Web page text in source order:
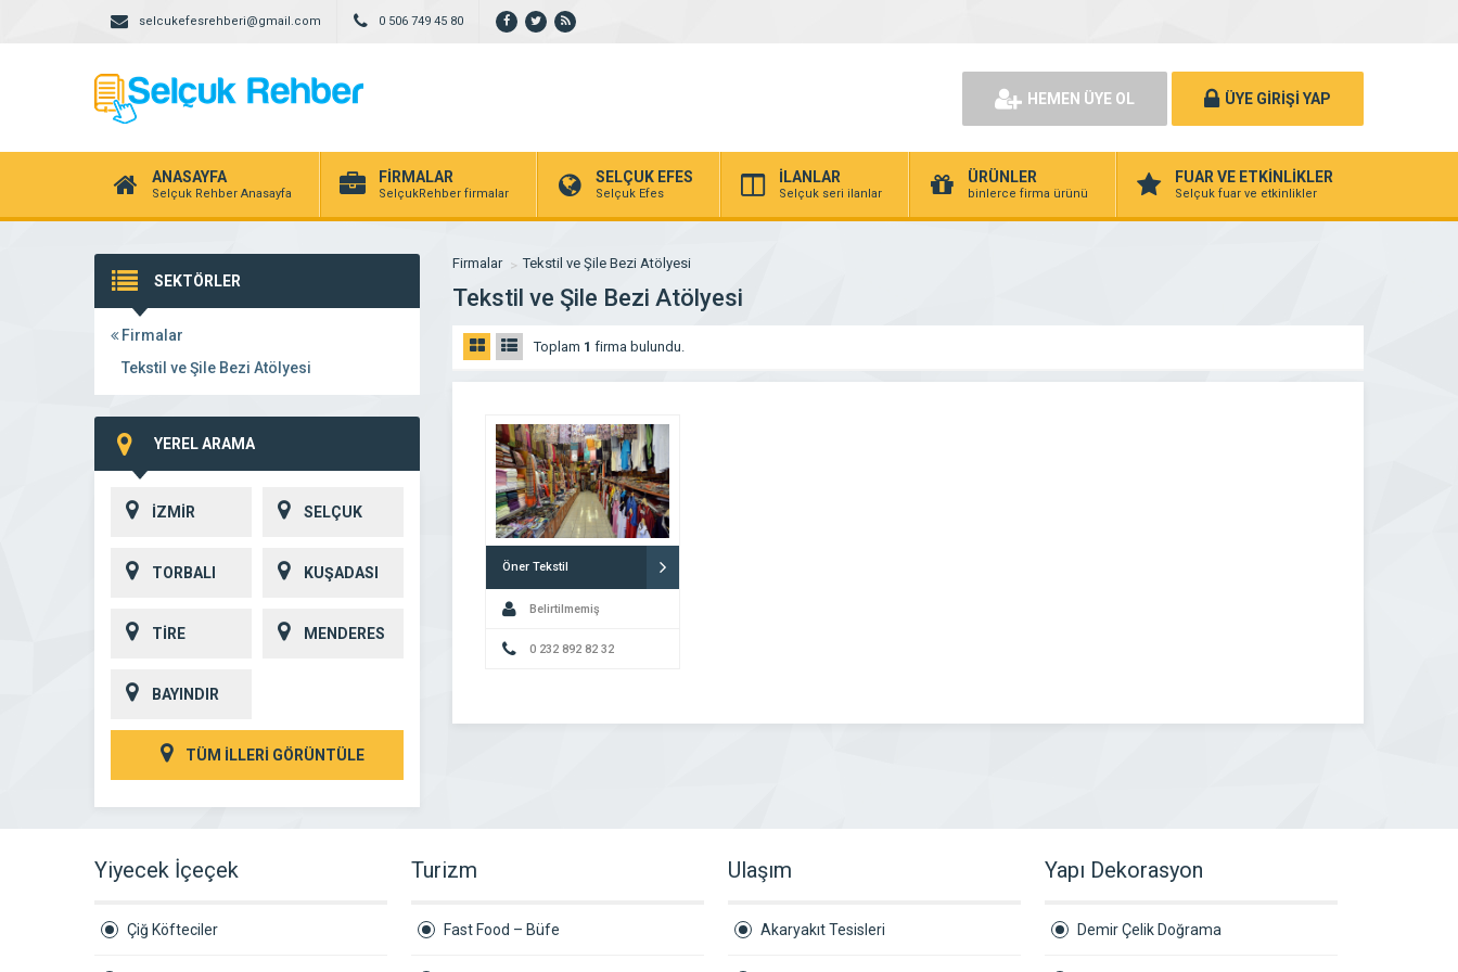
selcukefesrehberi@gmail.com 0 506 749 45 80
HEMEN ÜYE OL ÜYE GİRİŞİ YAP
ANASAYFA
Selçuk Rehber Anasayfa
FİRMALAR
SelçukRehber firmalar
SELÇUK EFES
Selçuk Efes
İLANLAR
Selçuk seri ilanlar
ÜRÜNLER
binlerce firma ürünü
FUAR VE ETKİNLİKLER
Selçuk fuar ve etkinlikler
SEKTÖRLER
Firmalar
Tekstil ve Şile Bezi Atölyesi
YEREL ARAMA
İZMİR SELÇUK
TORBALI KUŞADASI
TİRE MENDERES
BAYINDIR
TÜM İLLERİ GÖRÜNTÜLE
Firmalar Tekstil ve Şile Bezi Atölyesi
Tekstil ve Şile Bezi Atölyesi
Toplam 1 firma bulundu.
Öner Tekstil
Belirtilmemiş
0 232 892 82 32
Yiyecek İçeçek
Çiğ Köfteciler
Turizm
Fast Food – Büfe
Ulaşım
Akaryakıt Tesisleri
Yapı Dekorasyon
Demir Çelik Doğrama